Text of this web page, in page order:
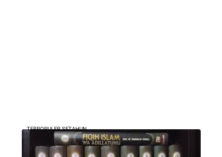
TERPOPULER SETAHUN